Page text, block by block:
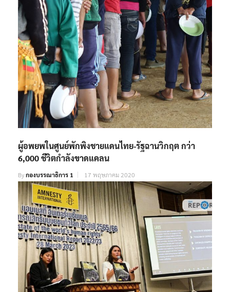
ผู้อพยพในศูนย์พักพิงชายแดนไทย-รัฐฉานวิกฤต กว่า
6,000 ชีวิตกำลังขาดแคลน
Byกองบรรณาธิการ 1 17 พฤษภาคม 2020